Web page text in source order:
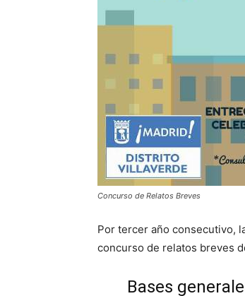
Concurso de Relatos Breves
Por tercer año consecutivo,
concurso de relatos breves
Bases